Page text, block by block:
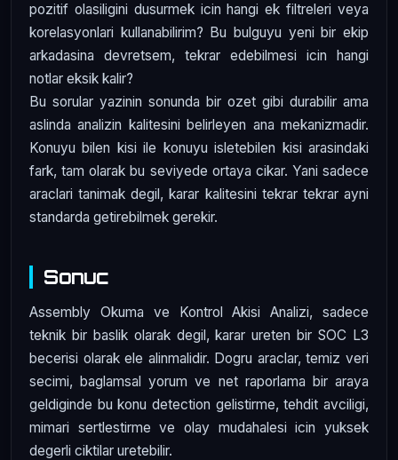
pozitif olasiligini dusurmek icin hangi ek filtreleri veya
korelasyonlari kullanabilirim? Bu bulguyu yeni bir ekip
arkadasina devretsem, tekrar edebilmesi icin hangi
notlar eksik kalir?
Bu sorular yazinin sonunda bir ozet gibi durabilir ama
aslinda analizin kalitesini belirleyen ana mekanizmadir.
Konuyu bilen kisi ile konuyu isletebilen kisi arasindaki
fark, tam olarak bu seviyede ortaya cikar. Yani sadece
araclari tanimak degil, karar kalitesini tekrar tekrar ayni
standarda getirebilmek gerekir.
Sonuc
Assembly Okuma ve Kontrol Akisi Analizi, sadece
teknik bir baslik olarak degil, karar ureten bir SOC L3
becerisi olarak ele alinmalidir. Dogru araclar, temiz veri
secimi, baglamsal yorum ve net raporlama bir araya
geldiginde bu konu detection gelistirme, tehdit avciligi,
mimari sertlestirme ve olay mudahalesi icin yuksek
degerli ciktilar uretebilir.